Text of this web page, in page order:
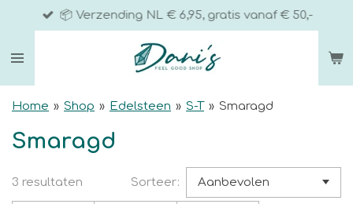
direct
naar
📦 Verzending NL € 6,95, gratis vanaf € 50,-
Home » Shop » Edelsteen » S-T » Smaragd
Smaragd
3 resultaten Sorteer: